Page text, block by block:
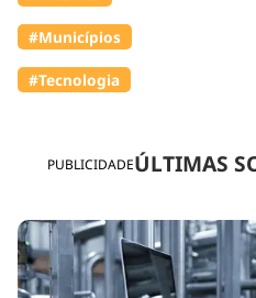
PUBLICIDADEÚLTIMAS
#Municípios
#Tecnologia